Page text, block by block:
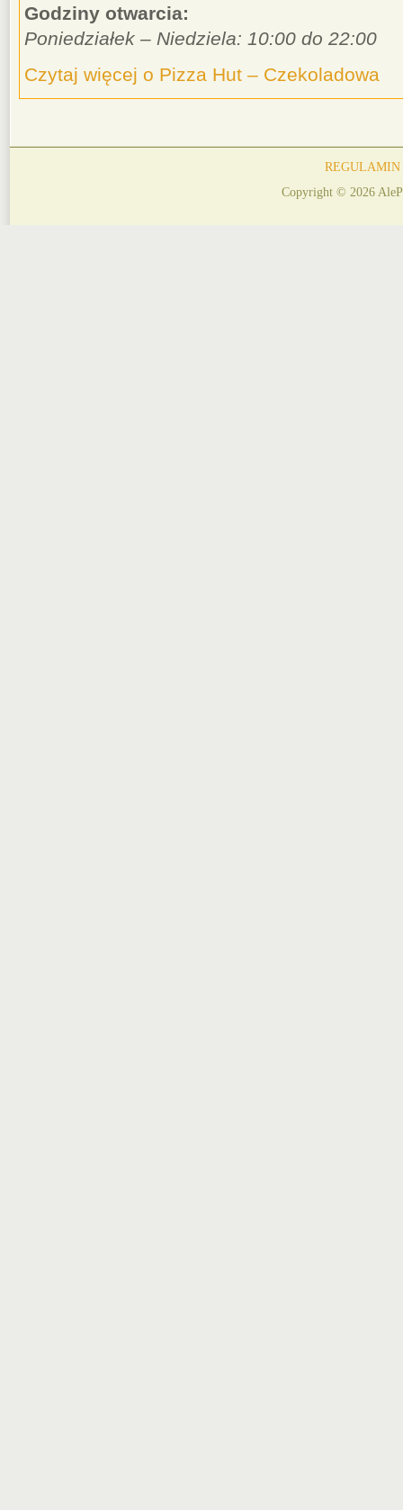
Godziny otwarcia:
Poniedziałek – Niedziela: 10:00 do 22:00
Czytaj więcej o Pizza Hut – Czekoladowa
REGULAMIN
Copyright © 2026